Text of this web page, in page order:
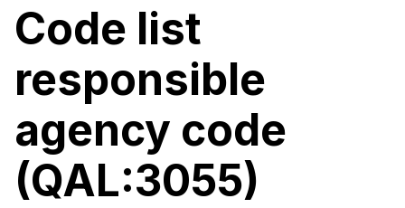
Code list
responsible
agency code
(QAL:3055)